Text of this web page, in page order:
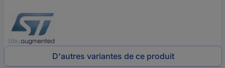
D'autres variantes de ce produit